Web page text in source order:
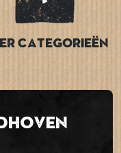
categorieën